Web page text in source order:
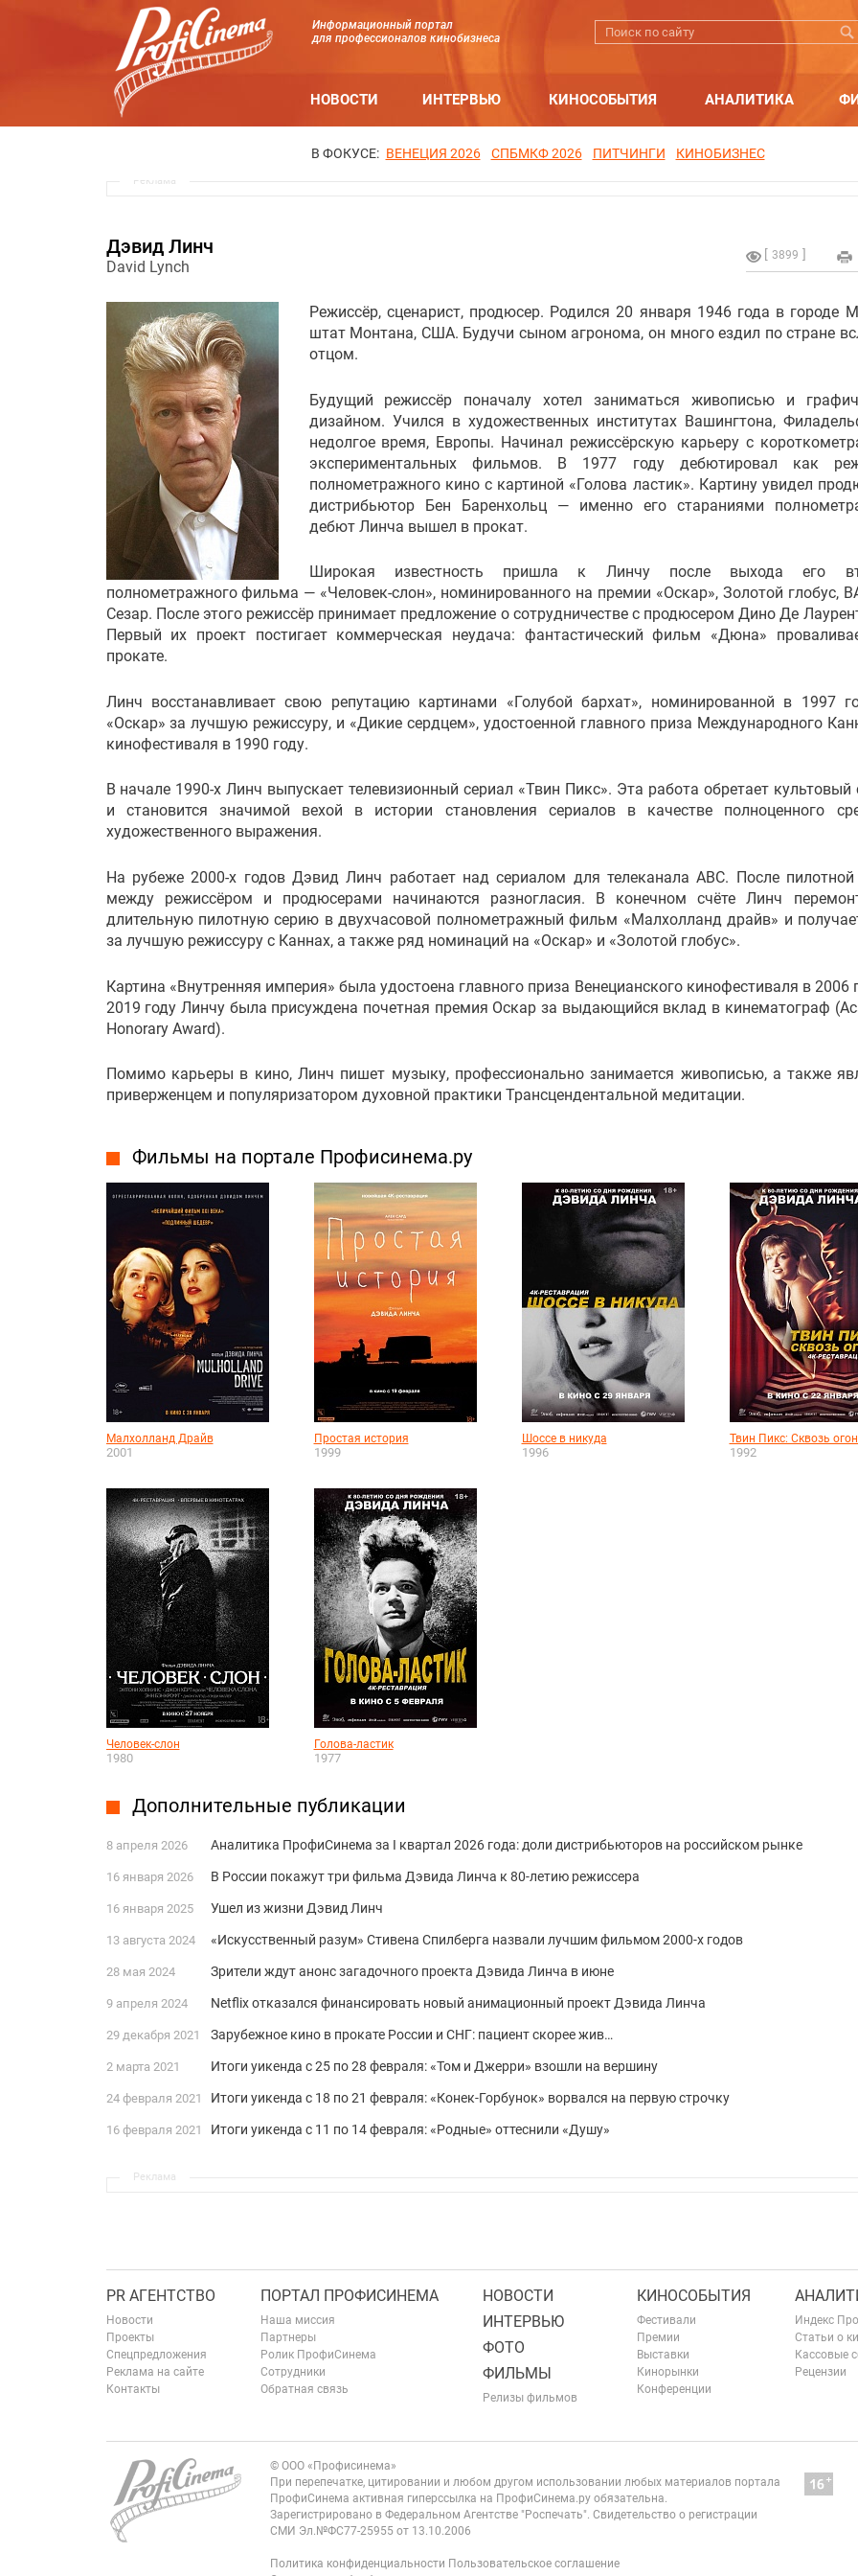
Информационный портал
для профессионалов кинобизнеса
НОВОСТИ ИНТЕРВЬЮ КИНОСОБЫТИЯ АНАЛИТИКА
В ФОКУСЕ: ВЕНЕЦИЯ 2026 СПБМКФ 2026 ПИТЧИНГИ КИНОБИЗНЕС
Реклама
3899
Дэвид Линч
David Lynch
Режиссёр, сценарист, продюсер. Родился 20 января 1946 года в городе
штат Монтана, США. Будучи сыном агронома, он много ездил по стране
отцом.
Будущий режиссёр поначалу хотел заниматься живописью и
дизайном. Учился в художественных институтах Вашингтона,
недолгое время, Европы. Начинал режиссёрскую карьеру с
экспериментальных фильмов. В 1977 году дебютировал как
полнометражного кино с картиной «Голова ластик». Картину увидел
дистрибьютор Бен Баренхольц — именно его стараниями
дебют Линча вышел в прокат.
Широкая известность пришла к Линчу после выхода его
полнометражного фильма — «Человек-слон», номинированного на премии «Оскар», Золотой глобус,
Сезар. После этого режиссёр принимает предложение о сотрудничестве с продюсером Дино Де
Первый их проект постигает коммерческая неудача: фантастический фильм «Дюна»
прокате.
Линч восстанавливает свою репутацию картинами «Голубой бархат», номинированной в 1997
«Оскар» за лучшую режиссуру, и «Дикие сердцем», удостоенной главного приза Международного
кинофестиваля в 1990 году.
В начале 1990-х Линч выпускает телевизионный сериал «Твин Пикс». Эта работа обретает культовый
и становится значимой вехой в истории становления сериалов в качестве полноценного
художественного выражения.
На рубеже 2000-х годов Дэвид Линч работает над сериалом для телеканала ABC. После пилотной
между режиссёром и продюсерами начинаются разногласия. В конечном счёте Линч
длительную пилотную серию в двухчасовой полнометражный фильм «Малхолланд драйв» и
за лучшую режиссуру с Каннах, а также ряд номинаций на «Оскар» и «Золотой глобус».
Картина «Внутренняя империя» была удостоена главного приза Венецианского кинофестиваля в 2006
2019 году Линчу была присуждена почетная премия Оскар за выдающийся вклад в кинематограф
Honorary Award).
Помимо карьеры в кино, Линч пишет музыку, профессионально занимается живописью, а также
приверженцем и популяризатором духовной практики Трансцендентальной медитации.
Фильмы на портале Профисинема.ру
Малхолланд Драйв
2001
Простая история
1999
Шоссе в никуда
1996
Твин Пикс: Сквозь
1992
Человек-слон
1980
Голова-ластик
1977
Дополнительные публикации
8 апреля 2026 Аналитика ПрофиСинема за I квартал 2026 года: доли дистрибьюторов на российском рынке
16 января 2026 В России покажут три фильма Дэвида Линча к 80-летию режиссера
16 января 2025 Ушел из жизни Дэвид Линч
13 августа 2024 «Искусственный разум» Стивена Спилберга назвали лучшим фильмом 2000-х годов
28 мая 2024 Зрители ждут анонс загадочного проекта Дэвида Линча в июне
9 апреля 2024 Netflix отказался финансировать новый анимационный проект Дэвида Линча
29 декабря 2021 Зарубежное кино в прокате России и СНГ: пациент скорее жив…
2 марта 2021 Итоги уикенда с 25 по 28 февраля: «Том и Джерри» взошли на вершину
24 февраля 2021 Итоги уикенда с 18 по 21 февраля: «Конек-Горбунок» ворвался на первую строчку
16 февраля 2021 Итоги уикенда с 11 по 14 февраля: «Родные» оттеснили «Душу»
Реклама
PR АГЕНТСТВО
Новости
Проекты
Спецпредложения
Реклама на сайте
Контакты
ПОРТАЛ ПРОФИСИНЕМА
Наша миссия
Партнеры
Ролик ПрофиСинема
Сотрудники
Обратная связь
НОВОСТИ
ИНТЕРВЬЮ
ФОТО
ФИЛЬМЫ
Релизы фильмов
КИНОСОБЫТИЯ
Фестивали
Премии
Выставки
Кинорынки
Конференции
Индекс
Статьи о
Кассовые
Рецензии
© ООО «Профисинема»
При перепечатке, цитировании и любом другом использовании любых материалов портала
ПрофиСинема активная гиперссылка на ПрофиСинема.ру обязательна.
Зарегистрировано в Федеральном Агентстве "Роспечать". Свидетельство о регистрации
СМИ Эл.№ФС77-25955 от 13.10.2006
Политика конфиденциальности Пользовательское соглашение